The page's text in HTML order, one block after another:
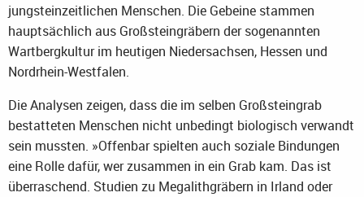
jungsteinzeitlichen Menschen. Die Gebeine stammen
hauptsächlich aus Großsteingräbern der sogenannten
Wartbergkultur im heutigen Niedersachsen, Hessen und
Nordrhein-Westfalen.
Die Analysen zeigen, dass die im selben Großsteingrab
bestatteten Menschen nicht unbedingt biologisch verwandt
sein mussten. »Offenbar spielten auch soziale Bindungen
eine Rolle dafür, wer zusammen in ein Grab kam. Das ist
überraschend. Studien zu Megalithgräbern in Irland oder